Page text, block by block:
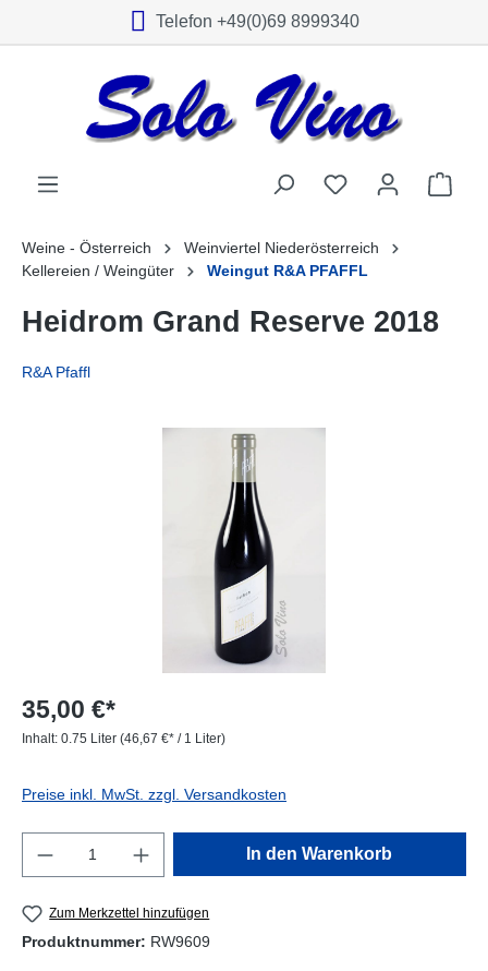
Telefon +49(0)69 8999340
Weine - Österreich
Weinviertel Niederösterreich
Kellereien / Weingüter
Weingut R&A PFAFFL
Heidrom Grand Reserve 2018
R&A Pfaffl
35,00 €*
Inhalt: 0.75 Liter (46,67 €* / 1 Liter)
Preise inkl. MwSt. zzgl. Versandkosten
Produkt Anzahl: Gib den gewünschten
In den Warenkorb
Zum Merkzettel hinzufügen
Produktnummer: RW9609